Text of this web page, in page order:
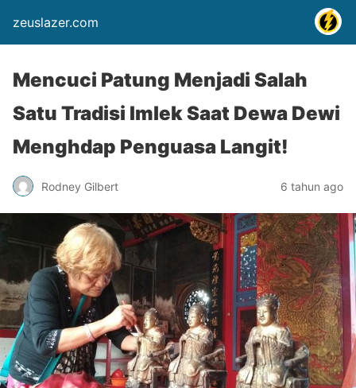
zeuslazer.com
Mencuci Patung Menjadi Salah
Satu Tradisi Imlek Saat Dewa Dewi
Menghdap Penguasa Langit!
Rodney Gilbert 6 tahun ago